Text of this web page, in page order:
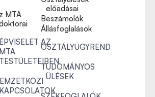
MTA
AZ
MTA
TESTÜLETEIBEN
KAPCSOLATOK
előadásai
Beszámolók
Állásfoglalások
OSZTÁLYÜGYREND
TUDOMÁNYOS
ÜLÉSEK